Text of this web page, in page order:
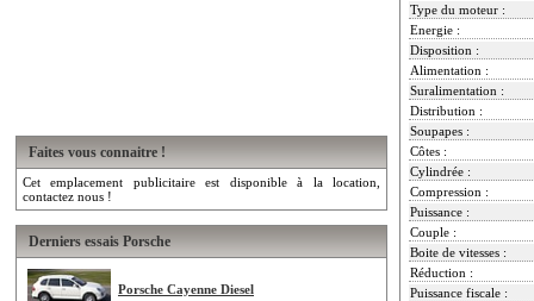
Faites vous connaitre !
Cet emplacement publicitaire est disponible à la location,
contactez nous !
Derniers essais Porsche
Porsche Cayenne Diesel
Type du moteur :
Energie :
Disposition :
Alimentation :
Suralimentation :
Distribution :
Soupapes :
Côtes :
Cylindrée :
Compression :
Puissance :
Couple :
Boite de vitesses :
Réduction :
Puissance fiscale :